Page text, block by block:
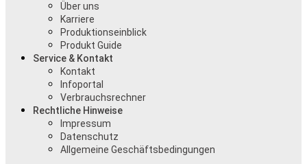
Über uns
Karriere
Produktionseinblick
Produkt Guide
Service & Kontakt
Kontakt
Infoportal
Verbrauchsrechner
Rechtliche Hinweise
Impressum
Datenschutz
Allgemeine Geschäftsbedingungen